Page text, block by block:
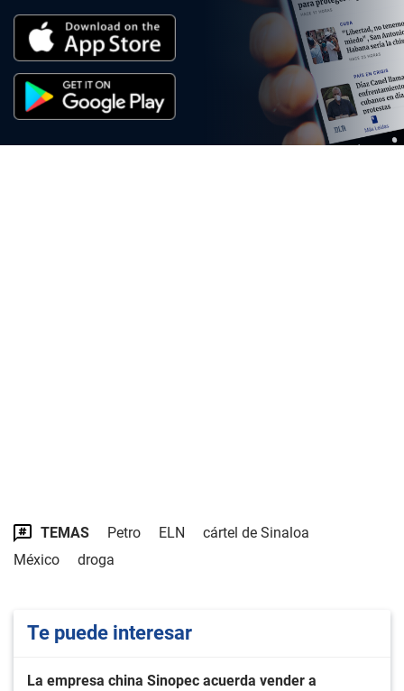
TEMAS Petro ELN
cártel de Sinaloa
México
droga
Te puede interesar
La empresa china Sinopec acuerda vender a